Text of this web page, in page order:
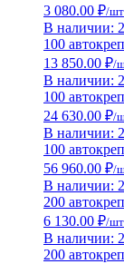
3 080.00 ₽/шт
В наличии:
100
13 850.00 ₽/
В наличии:
100
24 630.00 ₽/
В наличии:
100
56 960.00 ₽/
В наличии:
200
6 130.00 ₽/шт
В наличии:
200